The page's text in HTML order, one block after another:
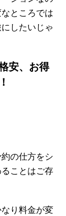
ところでは
したいじゃ
安、お得
の仕方をシ
ことはご存
り料金が変